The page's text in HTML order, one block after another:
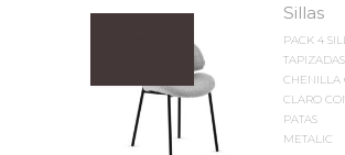
Sillas
PACK 4
CHENILLA
CLARO
PATAS
METALIC